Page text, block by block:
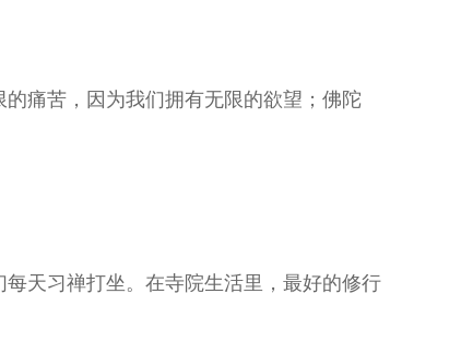
痛苦，因为我们拥有无限的欲望；佛陀
天习禅打坐。在寺院生活里，最好的修行